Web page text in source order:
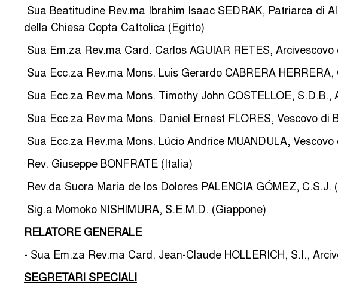
Sua Beatitudine Rev.ma Ibrahim Isaac SEDRAK, Patriarca di
della Chiesa Copta Cattolica (Egitto)
Sua Em.za Rev.ma Card. Carlos AGUIAR RETES,
Sua Ecc.za Rev.ma Mons. Luis Gerardo CABRERA
Sua Ecc.za Rev.ma Mons. Timothy John COSTELLOE,
Sua Ecc.za Rev.ma Mons. Daniel Ernest FLORES, Vescovo di
Sua Ecc.za Rev.ma Mons. Lúcio Andrice MUANDULA,
­ Rev. Giuseppe BONFRATE (Italia)
Rev.da Suora Maria de los Dolores PALENCIA GÓMEZ, C.S.J.
­ Sig.a Momoko NISHIMURA, S.E.M.D. (Giappone)
RELATORE GENERALE
- Sua Em.za Rev.ma Card. Jean-Claude HOLLERICH, S.I.,
SEGRETARI SPECIALI